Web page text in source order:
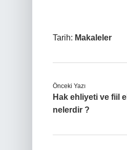
Tarih: Makaleler
Önceki Yazı
Hak ehliyeti ve fiil
nelerdir ?